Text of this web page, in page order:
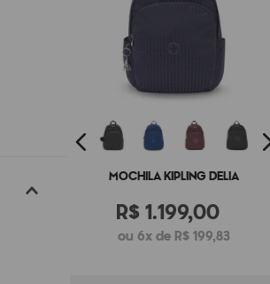
MOCHILA KIPLING DELIA
R$1.199,00
ou 6x de R$ 199,83